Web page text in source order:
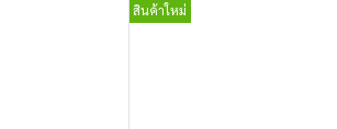
สินค้าใหม่